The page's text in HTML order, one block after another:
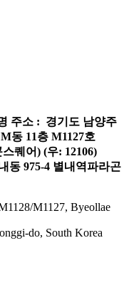
주소 : 경기도 남양주
동 11층 M1127호
퀘어) (우: 12106)
동 975-4 별내역파라곤
M1127, Byeollae
do, South Korea